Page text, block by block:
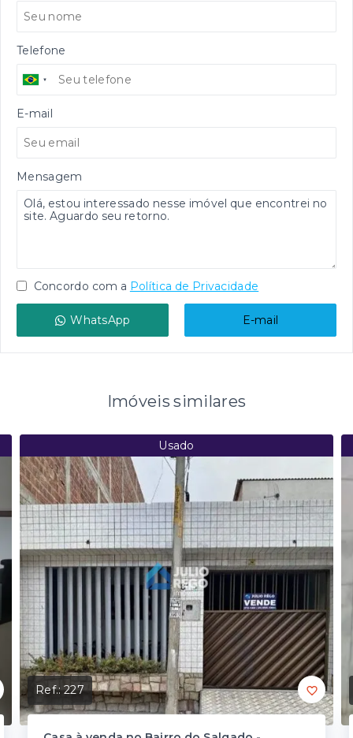
Telefone
E-mail
Mensagem
Concordo com a Política de Privacidade
WhatsApp E-mail
Imóveis similares
Usado
Ref.:227